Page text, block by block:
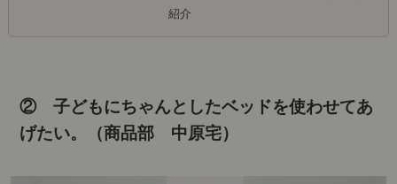
紹介
② 子どもにちゃんとしたベッドを使わせてあ
げたい。
（商品部 中原宅）